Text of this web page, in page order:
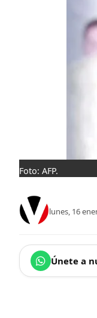
Foto: AFP.
lunes, 16
Únete a